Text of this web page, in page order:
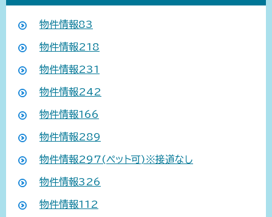
物件情報83
物件情報218
物件情報231
物件情報242
物件情報166
物件情報289
物件情報297(ペット可)※接道なし
物件情報326
物件情報112